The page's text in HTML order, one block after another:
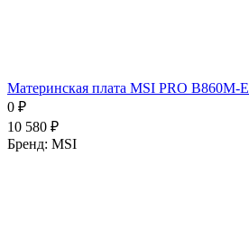
Материнская плата MSI PRO B860M-E
0 ₽
10 580 ₽
Бренд: MSI